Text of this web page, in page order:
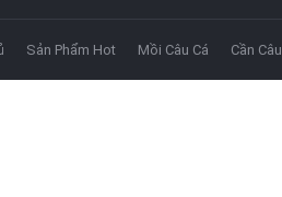
Sản Phẩm Hot Mồi Câu Cá Cần Câu